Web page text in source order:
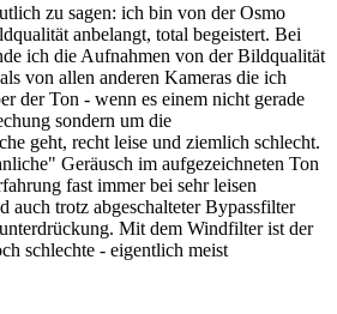
zu sagen: ich bin von der Osmo
anbelangt, total begeistert. Bei
ich die Aufnahmen von der Bildqualität
von allen anderen Kameras die ich
der Ton - wenn es einem nicht gerade
sondern um die
geht, recht leise und ziemlich schlecht.
Geräusch im aufgezeichneten Ton
fast immer bei sehr leisen
auch trotz abgeschalteter Bypassfilter
Mit dem Windfilter ist der
schlechte - eigentlich meist